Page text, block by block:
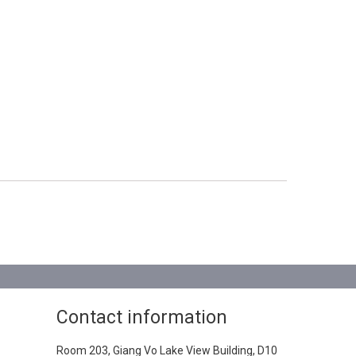
Contact information
Room 203, Giang Vo Lake View Building, D10